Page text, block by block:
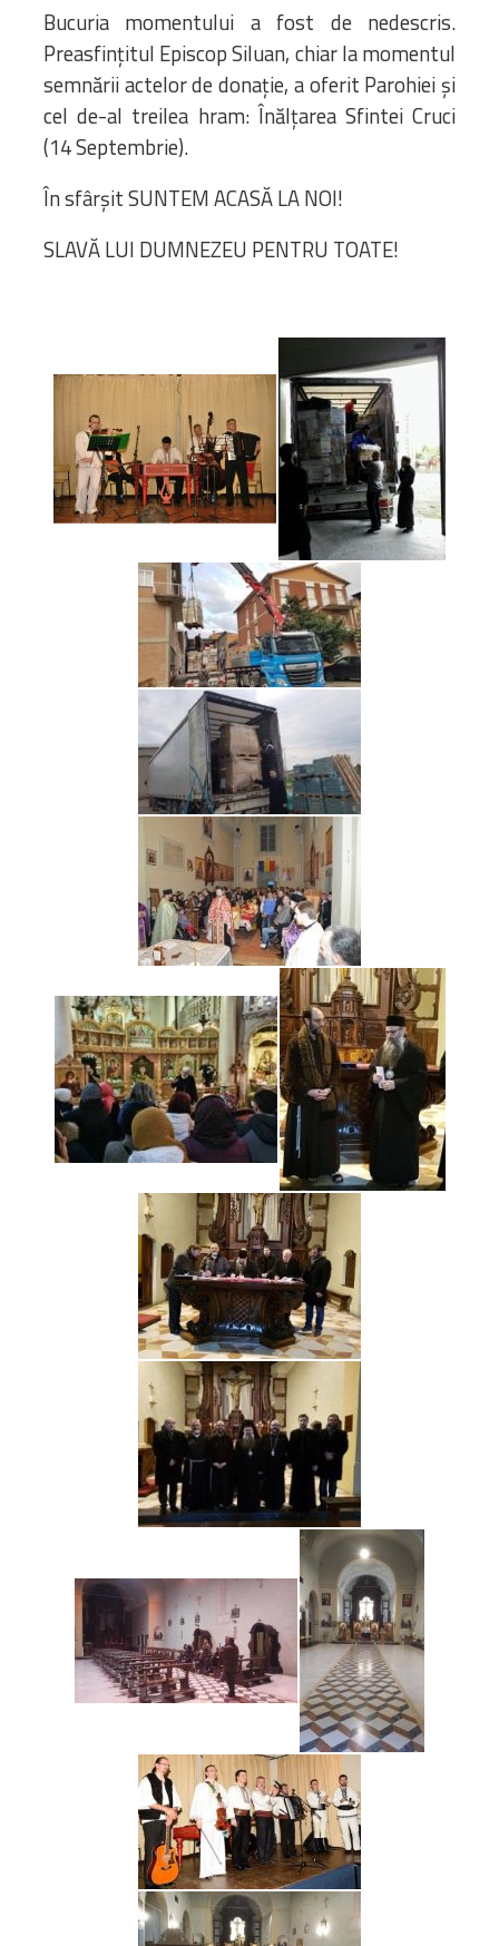
Bucuria momentului a fost de nedescris.
Preasfințitul Episcop Siluan, chiar la momentul
semnării actelor de donație, a oferit Parohiei și
cel de-al treilea hram: Înălțarea Sfintei Cruci
(14 Septembrie).
În sfârșit SUNTEM ACASĂ LA NOI!
SLAVĂ LUI DUMNEZEU PENTRU TOATE!